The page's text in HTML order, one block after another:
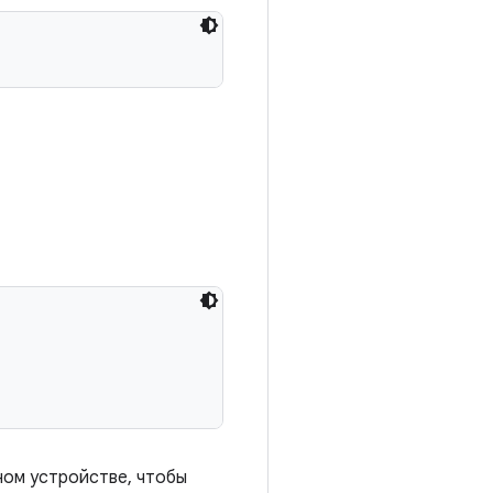
устройстве, чтобы